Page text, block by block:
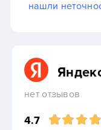
нашли
нет отзывов
4.7